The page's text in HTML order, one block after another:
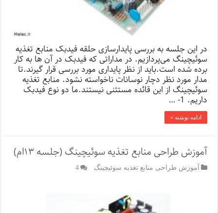
در این جلسه به بررسی پایدارسازی حلقه فیدبک منابع تغذیه
سوئیچینگ می‌پردازیم. در مداراتی که فیدبک در آن ها به کار
برده شده است.باید از نظر پایداری مورد بررسی قرار گیرند.تا
مدار مورد نظر دچار نوسانات ناخواسته نشود. منابع تغذیه
سوئیچینگ از این قائده مستثنی نیستند.ما دو نوع فیدبک
داریم. 1- …
ادامه نوشته »
آموزش طراحی منابع تغذیه سوئیچینگ (جلسه ۱۳ام)
آموزش طراحی منابع تغذیه سوئیچینگ 4